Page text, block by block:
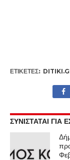
ΕΤΙΚΕΤΕΣ:
ΣΥΝΙΣΤΑΤΑΙ ΓΙΑ